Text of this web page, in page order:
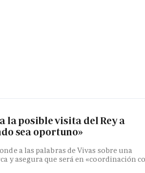
la posible visita del Rey a
sea oportuno»
a las palabras de Vivas sobre una
y asegura que será en «coordinación